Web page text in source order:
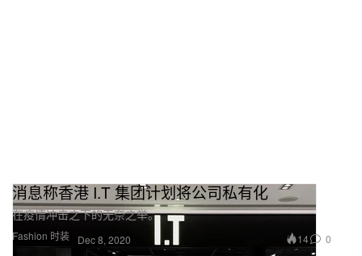
Fashion 时装
消息称香港 I.T 集团计划将公司私有化
在疫情冲击之下的无奈之举。
Dec 8, 2020 14 0